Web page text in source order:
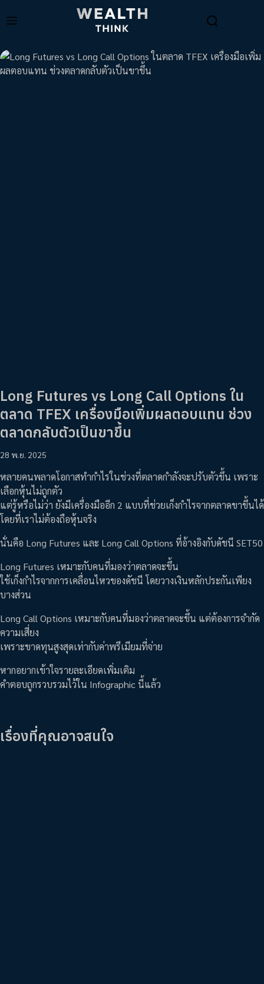
Long Futures vs Long Call Options ใน
ตลาด TFEX เครื่องมือเพิ่มผลตอบแทน ช่วง
ตลาดกลับตัวเป็นขาขึ้น
28 พ.ย. 2025
หลายคนพลาดโอกาสทำกำไรในช่วงที่ตลาดกำลังจะปรับตัวขึ้น เพราะ
เลือกหุ้นไม่ถูกตัว
แต่รู้หรือไม่ว่า ยังมีเครื่องมืออีก 2 แบบที่ช่วยเก็งกำไรจากตลาดขาขึ้นได้
โดยที่เราไม่ต้องถือหุ้นจริง
นั่นคือ Long Futures และ Long Call Options ที่อ้างอิงกับดัชนี SET50
Long Futures เหมาะกับคนที่มองว่าตลาดจะขึ้น
ใช้เก็งกำไรจากการเคลื่อนไหวของดัชนี โดยวางเงินหลักประกันเพียง
บางส่วน
Long Call Options เหมาะกับคนที่มองว่าตลาดจะขึ้น แต่ต้องการจำกัด
ความเสี่ยง
เพราะขาดทุนสูงสุดเท่ากับค่าพรีเมียมที่จ่าย
หากอยากเข้าใจรายละเอียดเพิ่มเติม
คำตอบถูกรวบรวมไว้ใน Infographic นี้แล้ว
เรื่องที่คุณอาจสนใจ